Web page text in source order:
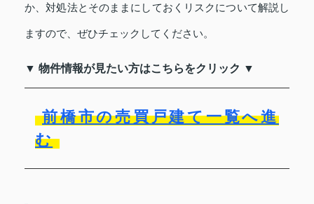
か、対処法とそのままにしておくリスクについて解説し
ますので、ぜひチェックしてください。
▼ 物件情報が見たい方はこちらをクリック ▼
前橋市の売買戸建て一覧へ進
む